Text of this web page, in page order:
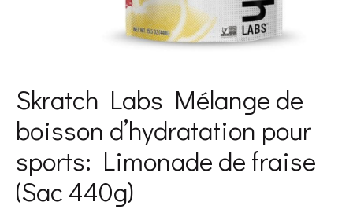
Skratch Labs Mélange de
boisson d’hydratation pour
sports: Limonade de fraise
(Sac 440g)